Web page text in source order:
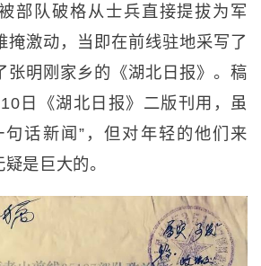
部队破格从士兵直接提拔为军
掩激动，当即在前线驻地采写了
张明刚家乡的《湖北日报》。稿
日《湖北日报》二版刊用，虽
句话新闻”，但对年轻的他们来
是巨大的。